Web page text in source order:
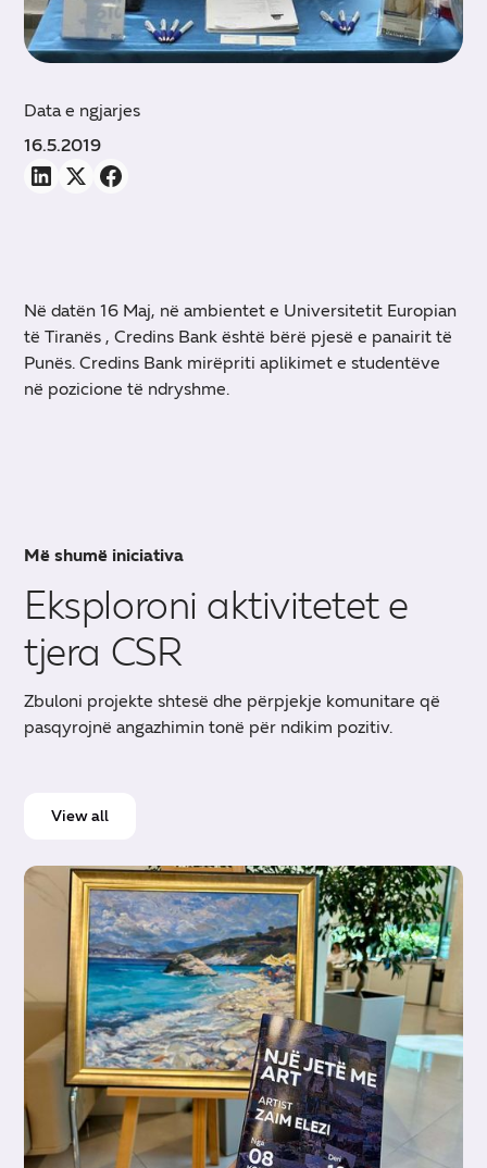
Data e ngjarjes
16.5.2019
Në datën 16 Maj, në ambientet e Universitetit Europian
të Tiranës , Credins Bank është bërë pjesë e panairit të
Punës. Credins Bank mirëpriti aplikimet e studentëve
në pozicione të ndryshme.
Më shumë iniciativa
Eksploroni aktivitetet e
tjera CSR
Zbuloni projekte shtesë dhe përpjekje komunitare që
pasqyrojnë angazhimin tonë për ndikim pozitiv.
View all